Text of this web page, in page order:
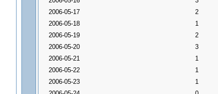
2006-05-17
2
2006-05-18
1
2006-05-19
2
2006-05-20
3
2006-05-21
1
2006-05-22
1
2006-05-23
1